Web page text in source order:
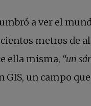
a ver el
metros de
ella misma, “un
un campo